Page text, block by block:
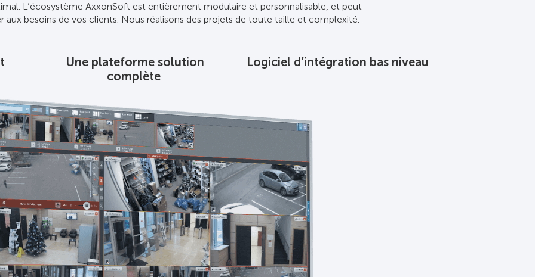
L’écosystème AxxonSoft est entièrement modulaire et personnalisable, et peut
aux besoins de vos clients. Nous réalisons des projets de toute taille et complexité.
Une plateforme solution
complète
Logiciel d’intégration bas niveau